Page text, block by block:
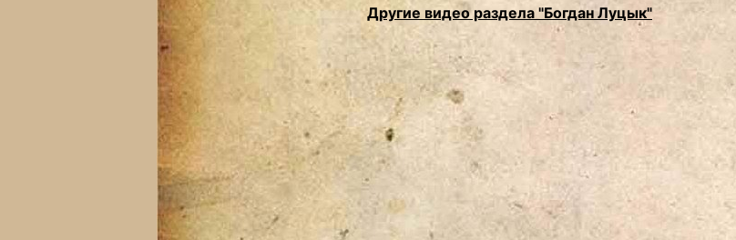
Другие видео раздела "Богдан Луцык"